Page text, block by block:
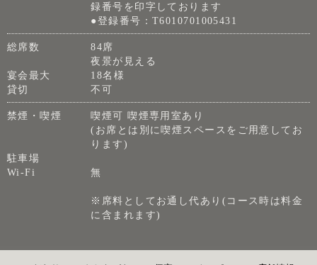
録番号を印字しております
●登録番号：T6010701005431
総席数
84席
夜景が見える
宴会最大
18名様
貸切
不可
禁煙・喫煙
喫煙可 喫煙専用室あり
(お席とは別に喫煙スペースをご用意してお
ります)
駐車場
Wi-Fi
無
※席料としてお通し代あり(コース時は料金
に含まれます)